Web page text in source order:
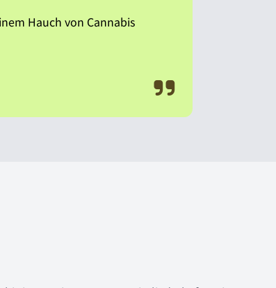
Hauch von Cannabis